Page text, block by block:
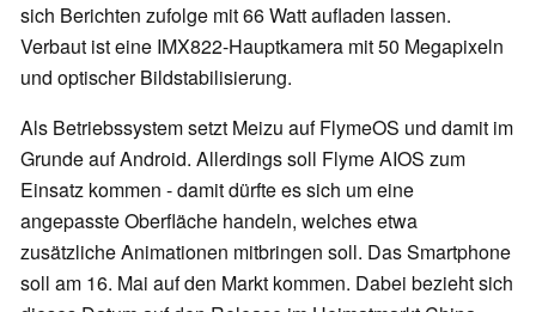
sich Berichten zufolge mit 66 Watt aufladen lassen.
Verbaut ist eine IMX822-Hauptkamera mit 50 Megapixeln
und optischer Bildstabilisierung.
Als Betriebssystem setzt Meizu auf FlymeOS und damit im
Grunde auf Android. Allerdings soll Flyme AIOS zum
Einsatz kommen - damit dürfte es sich um eine
angepasste Oberfläche handeln, welches etwa
zusätzliche Animationen mitbringen soll. Das Smartphone
soll am 16. Mai auf den Markt kommen. Dabei bezieht sich